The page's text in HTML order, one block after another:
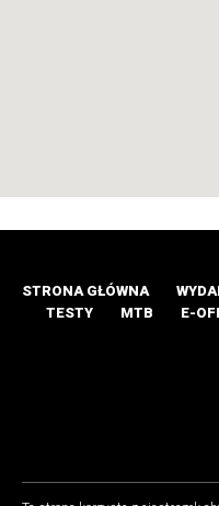
STRONA GŁÓWNA
TESTY
MTB E-